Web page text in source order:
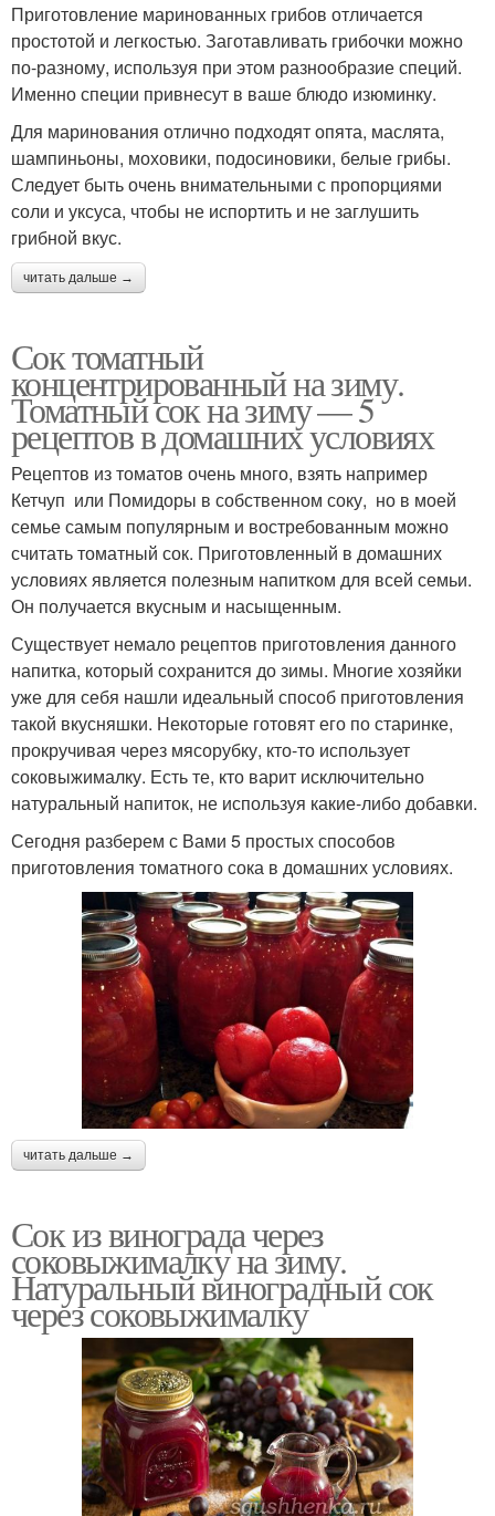
Приготовление маринованных грибов отличается
простотой и легкостью. Заготавливать грибочки можно
по-разному, используя при этом разнообразие специй.
Именно специи привнесут в ваше блюдо изюминку.
Для маринования отлично подходят опята, маслята,
шампиньоны, моховики, подосиновики, белые грибы.
Следует быть очень внимательными с пропорциями
соли и уксуса, чтобы не испортить и не заглушить
грибной вкус.
читать дальше →
Сок томатный
концентрированный на зиму.
Томатный сок на зиму — 5
рецептов в домашних условиях
Рецептов из томатов очень много, взять например
Кетчуп или Помидоры в собственном соку, но в моей
семье самым популярным и востребованным можно
считать томатный сок. Приготовленный в домашних
условиях является полезным напитком для всей семьи.
Он получается вкусным и насыщенным.
Существует немало рецептов приготовления данного
напитка, который сохранится до зимы. Многие хозяйки
уже для себя нашли идеальный способ приготовления
такой вкусняшки. Некоторые готовят его по старинке,
прокручивая через мясорубку, кто-то использует
соковыжималку. Есть те, кто варит исключительно
натуральный напиток, не используя какие-либо добавки.
Сегодня разберем с Вами 5 простых способов
приготовления томатного сока в домашних условиях.
читать дальше →
Сок из винограда через
соковыжималку на зиму.
Натуральный виноградный сок
через соковыжималку